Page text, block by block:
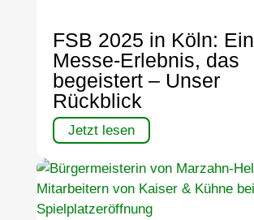
FSB 2025 in Köln: Ein
Messe-Erlebnis, das
begeistert – Unser
Rückblick
Jetzt lesen